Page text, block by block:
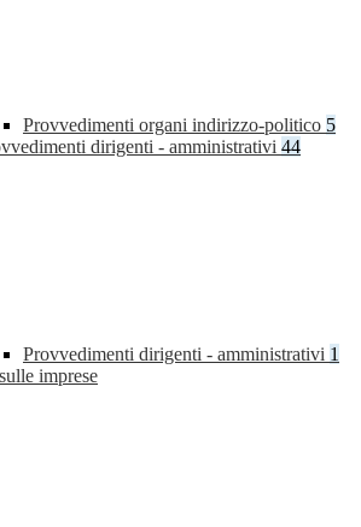
Provvedimenti organi indirizzo-politico 5
dirigenti - amministrativi 44
Provvedimenti dirigenti - amministrativi 1
imprese